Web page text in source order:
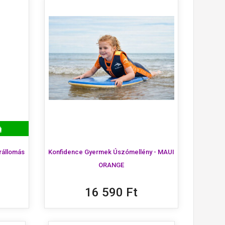
Konfidence Gyermek Úszómellény - MAUI
ORANGE
16 590 Ft